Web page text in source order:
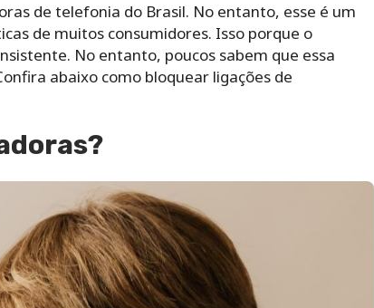
de telefonia do Brasil. No entanto, esse é um
de muitos consumidores. Isso porque o
No entanto, poucos sabem que essa
abaixo como bloquear ligações de